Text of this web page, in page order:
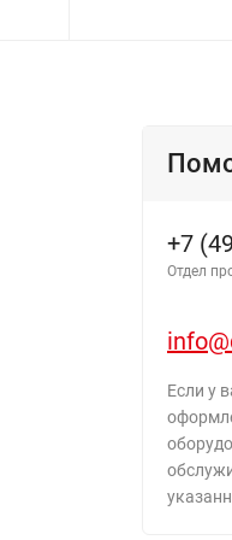
+7
Отдел
Если у